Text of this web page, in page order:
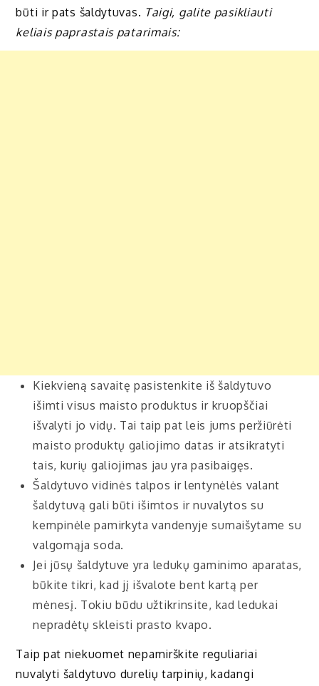
būti ir pats šaldytuvas. Taigi, galite pasikliauti
keliais paprastais patarimais:
Kiekvieną savaitę pasistenkite iš šaldytuvo
išimti visus maisto produktus ir kruopščiai
išvalyti jo vidų. Tai taip pat leis jums peržiūrėti
maisto produktų galiojimo datas ir atsikratyti
tais, kurių galiojimas jau yra pasibaigęs.
Šaldytuvo vidinės talpos ir lentynėlės valant
šaldytuvą gali būti išimtos ir nuvalytos su
kempinėle pamirkyta vandenyje sumaišytame su
valgomąja soda.
Jei jūsų šaldytuve yra ledukų gaminimo aparatas,
būkite tikri, kad jį išvalote bent kartą per
mėnesį. Tokiu būdu užtikrinsite, kad ledukai
nepradėtų skleisti prasto kvapo.
Taip pat niekuomet nepamirškite reguliariai
nuvalyti šaldytuvo durelių tarpinių, kadangi